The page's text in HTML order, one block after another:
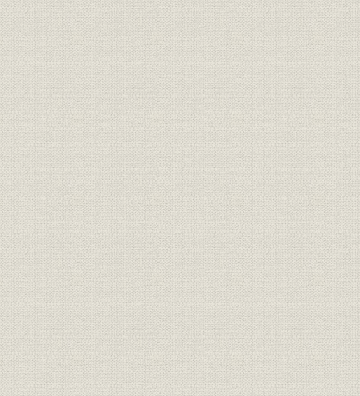
会長坂部三次逝去
国産初の不織布パネロンの誕生
花ひらく新商品
積極的な需要喚起
第七章 転進の時代(昭和三六~四〇年)
長期繁栄への調整期
マスプロ・マスセールの時代
ひろがる組織と新たな体制
積極拡大政策に踏みきる
果敢な設備拡充
人工皮革アイカスの開発
さまざまな新商品